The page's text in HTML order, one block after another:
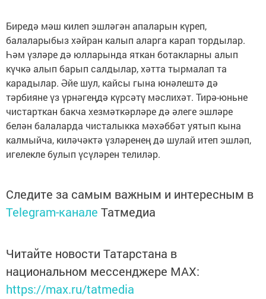
Биредә мәш килеп эшләгән апаларын күреп,
балаларыбыз хәйран калып аларга карап тордылар.
Һәм үзләре дә юлларында яткан ботакларны алып
күчкә алып барып салдылар, хәтта тырмалап та
карадылар. Әйе шул, кайсы гына юнәлештә дә
тәрбияне үз үрнәгеңдә күрсәтү мәслихәт. Тирә-юньне
чистарткан бакча хезмәткәрләре дә әлеге эшләре
белән балаларда чисталыкка мәхәббәт уятып кына
калмыйча, киләчәктә үзләренең дә шулай итеп эшләп,
игелекле булып үсүләрен телиләр.
Следите за самым важным и интересным в
Telegram-канале Татмедиа
Читайте новости Татарстана в
национальном мессенджере MАХ:
https://max.ru/tatmedia